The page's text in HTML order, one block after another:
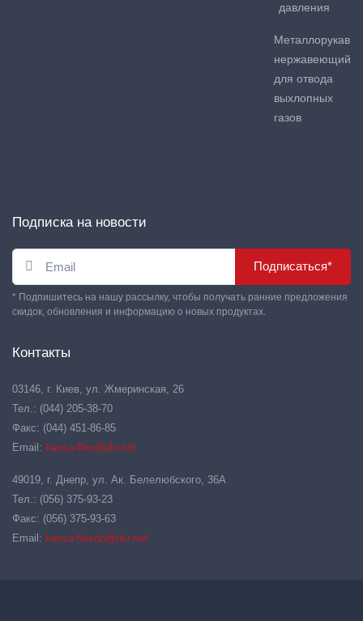
давления
Металлорукав
нержавеющий
для отвода
выхлопных
газов
Подписка на новости
Подписаться*
* Подпишитесь на нашу рассылку, чтобы получать ранние предложения
скидок, обновления и информацию о новых продуктах.
Контакты
03146, г. Киев, ул. Жмеринская, 26
Тел.: (044) 205-38-70
Факс: (044) 451-86-85
Email: hansa-flex@ukr.net
49019, г. Днепр, ул. Ак. Белелюбского, 36А
Тел.: (056) 375-93-23
Факс: (056) 375-93-63
Email: hansa-flexdn@ukr.net